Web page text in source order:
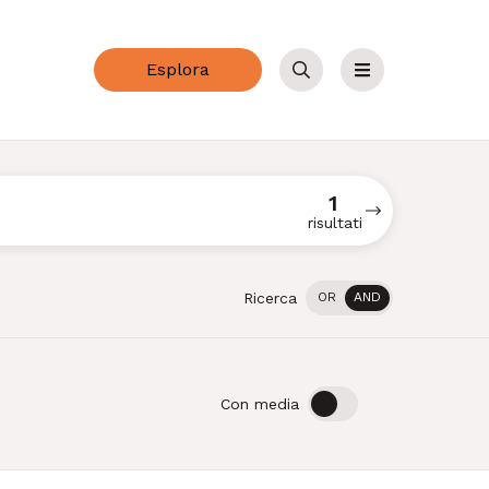
Esplora
Cerca Menu
1
risultati
Ricerca OR AND
Con media OFF